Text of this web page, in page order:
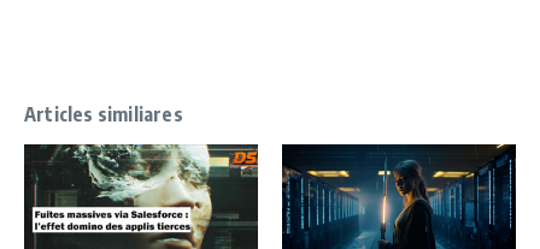
Articles similiares